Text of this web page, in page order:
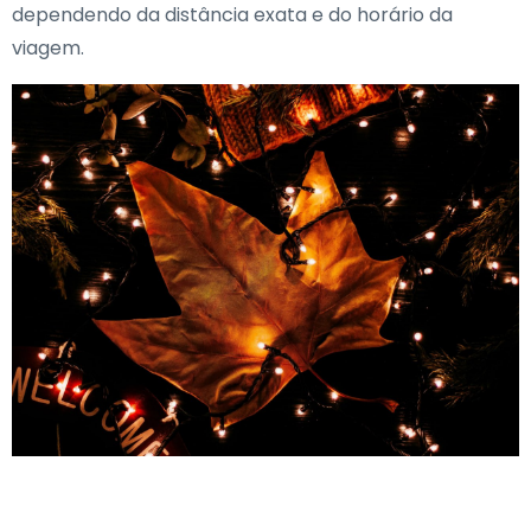
dependendo da distância exata e do horário da
viagem.